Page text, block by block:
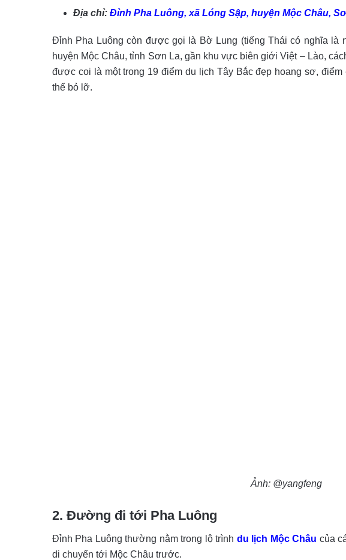
Địa chỉ: Đỉnh Pha Luông, xã Lóng Sập, huyện Mộc Châu,
Đỉnh Pha Luông còn được gọi là Bờ Lung (tiếng Thái có nghĩa là
huyện Mộc Châu, tỉnh Sơn La, gần khu vực biên giới Việt – Lào,
được coi là một trong 19 điểm du lịch Tây Bắc đẹp hoang sơ,
thể bỏ lỡ.
Ảnh: @yangfeng
2. Đường đi tới Pha Luông
Đỉnh Pha Luông thường nằm trong lộ trình du lịch Mộc Châu của
di chuyển tới Mộc Châu trước.